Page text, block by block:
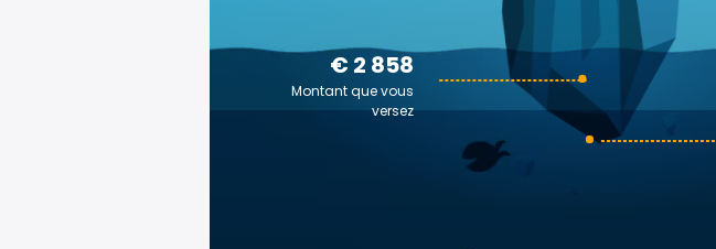
€ 2 858
Montant que vous
versez